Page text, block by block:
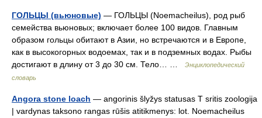
ГОЛЬЦЫ (вьюновые) — ГОЛЬЦЫ (Noemacheilus), род рыб
семейства вьюновых; включает более 100 видов. Главным
образом гольцы обитают в Азии, но встречаются и в Европе,
как в высокогорных водоемах, так и в подземных водах. Рыбы
достигают в длину от 3 до 30 см. Тело… …
Энциклопедический
словарь
Angora stone loach — angorinis šlyžys statusas T sritis zoologija
| vardynas taksono rangas rūšis atitikmenys: lot. Noemacheilus